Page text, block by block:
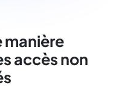
manière
accès non